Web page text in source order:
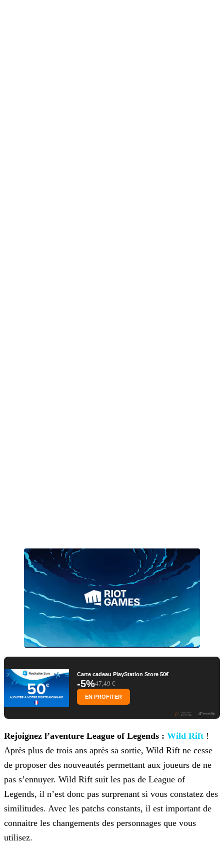
Carte cadeau PlayStation Store 50€
-5%47,49 €
EN PROFITER
Rejoignez l’aventure League of Legends : Wild Rift !
Après plus de trois ans après sa sortie, Wild Rift ne cesse
de proposer des nouveautés permettant aux joueurs de ne
pas s’ennuyer. Wild Rift suit les pas de League of
Legends, il n’est donc pas surprenant si vous constatez des
similitudes. Avec les patchs constants, il est important de
connaitre les changements des personnages que vous
utilisez.